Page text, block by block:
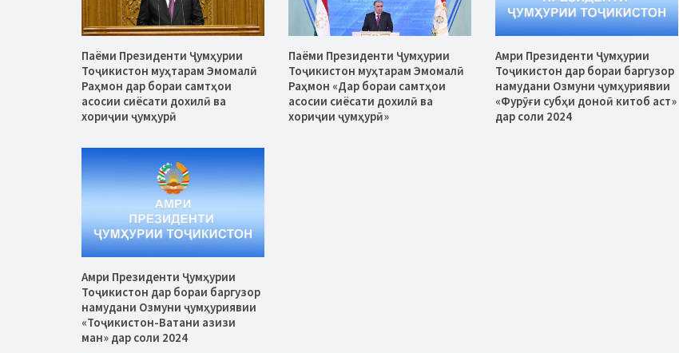
Паёми Президенти Ҷумҳурии
Тоҷикистон муҳтарам Эмомалӣ
Раҳмон дар бораи самтҳои
асосии сиёсати дохилӣ ва
хориҷии ҷумҳурӣ
Паёми Президенти Ҷумҳурии
Тоҷикистон муҳтарам Эмомалӣ
Раҳмон «Дар бораи самтҳои
асосии сиёсати дохилӣ ва
хориҷии ҷумҳурӣ»
Амри Президенти Ҷумҳурии
Тоҷикистон дар бораи баргузор
намудани Озмуни ҷумҳуриявии
«Фурӯғи субҳи доноӣ китоб аст»
дар соли 2024
Амри Президенти Ҷумҳурии
Тоҷикистон дар бораи баргузор
намудани Озмуни ҷумҳуриявии
«Тоҷикистон-Ватани азизи
ман» дар соли 2024